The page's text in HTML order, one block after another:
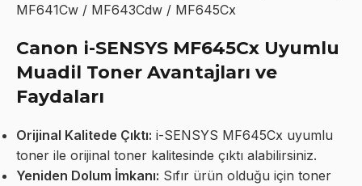
MF641Cw / MF643Cdw / MF645Cx
Canon i-SENSYS MF645Cx Uyumlu
Muadil Toner Avantajları ve
Faydaları
Orijinal Kalitede Çıktı: i-SENSYS MF645Cx uyumlu
toner ile orijinal toner kalitesinde çıktı alabilirsiniz.
Yeniden Dolum İmkanı: Sıfır ürün olduğu için toner